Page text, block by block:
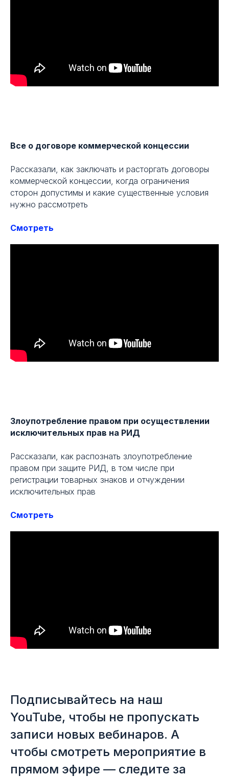
Все о договоре коммерческой концессии
Рассказали, как заключать и расторгать договоры
коммерческой концессии, когда ограничения
сторон допустимы и какие существенные условия
нужно рассмотреть
Смотреть
Злоупотребление правом при осуществлении
исключительных прав на РИД
Рассказали, как распознать злоупотребление
правом при защите РИД, в том числе при
регистрации товарных знаков и отчуждении
исключительных прав
Смотреть
Подписывайтесь на наш
YouTube, чтобы не пропускать
записи новых вебинаров. А
чтобы смотреть мероприятие в
прямом эфире — следите за
старшим
НМПТ — введены ли потребители
в заблуждение?
01
Интересные
Ежик в тумане интеллектуальной
собственности
Проверка сублицензиата —
нарушаем, товарищ?
Афиша
Вебинарные каникулы
03
Юридический форум юга России
2024